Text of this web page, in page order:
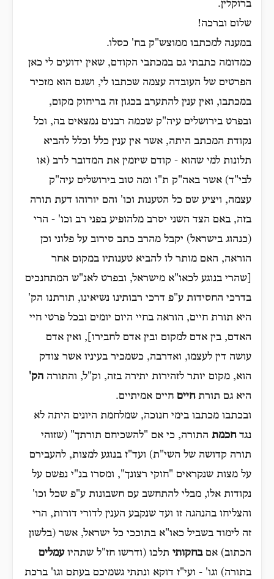
ברוקלין.
שלום וברכה!
במענה למכתבו ממוצש"ק בח' כסלו.
כמדומה כתבתי גם במכתבי הקודם, שאין ידועים לי כאן
הפרטים של העובדה עצמה שכתבו לי, ושגם הוא מזכיר
במכתבו, ואין ענין להתערב בכגון זה בריחוק מקום,
ובפרט בירושלים עיה"ק שכמה רבנים נמצאים בה, וכל
נקודת המכתב היתה, אשר אין ענין כלל וכלל להביא
תלונות למי שהוא - קודם שיזמין את המדובר לרב (או
לבי"ד) אשר באה"ק ת"ו ומה טוב בירושלים עיה"ק
עצמה, ויציע שם כל הטענות וכו' והם יורוהו דעת תורה
בזה, באם הצד השני יסרב מלהופיע בפני רב וכו' - הרי
(כנהוג בישראל) יקבל מהרב כתב סירוב על פלוני וכן
הוראה, האם מותר לו להביא טענותיו במקום אחר
[שהרי בנוגע לכאו"א מישראל, ובפרט לאנ"ש המתחנכים
בדרכי החסידות ע"פ דרכי רבותינו נשיאינו, תורתנו הק'
היא תורת חיים, הוראה בחיי היום יומים ובכל פרטי חיי
האדם, בין אדם למקום ובין אדם לחבירו], ואין אדם
עושה דין לעצמו, ואדרבה, כשמכיר בעיניו אשר צודק
הוא, מקום יותר לזהירות יתירה בזה, וק"ל, והתורה הק'
היא גם תורתחיים חיים אמיתיים.
ובכתבו מכתבו בימי חנוכה, שמלחמת היונים היתה לא
נגדחכמת התורה, כי אם "להשכיחם תורתך" (שזוהי
תורה קדושה של השי"ת) ועד"ז בנוגע למצות, להעבירם
על מצות שנקראים "חוקי רצונך", ומסרו בנ"י נפשם על
נקודות אלו, מבלי להתחשב עם חשבונות ע"פ שכל וכו'
והצליחו בהנהגה זו ועד שנקבע הענין לדורי דורות, הרי
זה לימוד בשביל כאו"א בתוככי כל ישראל, אשר (בלשון
הכתוב) אםבחקותי תלכו (ודרשו חז"ל שתהיועמלים
בתורה) וגו' - ועי"ז דוקא ונתתי גשמיכם בעתם וגו' ברכת